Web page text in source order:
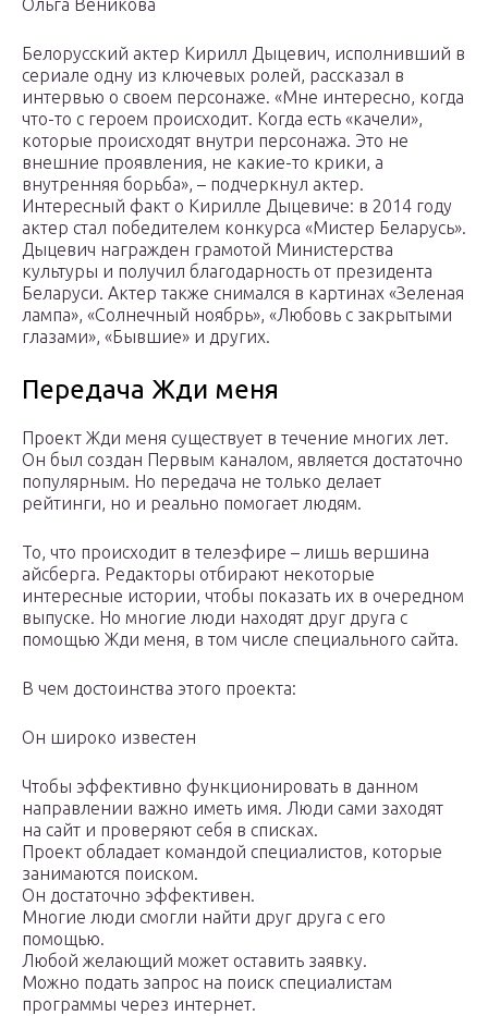
Ольга Веникова
Белорусский актер Кирилл Дыцевич, исполнивший в
сериале одну из ключевых ролей, рассказал в
интервью о своем персонаже. «Мне интересно, когда
что-то с героем происходит. Когда есть «качели»,
которые происходят внутри персонажа. Это не
внешние проявления, не какие-то крики, а
внутренняя борьба», – подчеркнул актер.
Интересный факт о Кирилле Дыцевиче: в 2014 году
актер стал победителем конкурса «Мистер Беларусь».
Дыцевич награжден грамотой Министерства
культуры и получил благодарность от президента
Беларуси. Актер также снимался в картинах «Зеленая
лампа», «Солнечный ноябрь», «Любовь с закрытыми
глазами», «Бывшие» и других.
Передача Жди меня
Проект Жди меня существует в течение многих лет.
Он был создан Первым каналом, является достаточно
популярным. Но передача не только делает
рейтинги, но и реально помогает людям.
То, что происходит в телеэфире – лишь вершина
айсберга. Редакторы отбирают некоторые
интересные истории, чтобы показать их в очередном
выпуске. Но многие люди находят друг друга с
помощью Жди меня, в том числе специального сайта.
В чем достоинства этого проекта:
Он широко известен
Чтобы эффективно функционировать в данном
направлении важно иметь имя. Люди сами заходят
на сайт и проверяют себя в списках.
Проект обладает командой специалистов, которые
занимаются поиском.
Он достаточно эффективен.
Многие люди смогли найти друг друга с его
помощью.
Любой желающий может оставить заявку.
Можно подать запрос на поиск специалистам
программы через интернет.